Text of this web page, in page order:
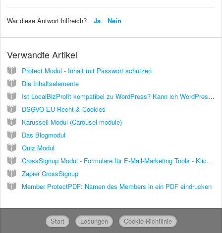
War diese Antwort hilfreich? Ja Nein
Verwandte Artikel
Protect Modul - Inhalt mit Passwort schützen
Die Inhaltselemente
Ist LocalBizProfit kompatibel zu WordPress? Kann ich WordPress Plugins benutzen? Was ist besser - WordPress oder LocalBizProfit?
DSGVO EU-Recht & Cookies
Karussell Modul (Carousel module)
Das Blogmodul
Quiz Modul
CrossSignup Modul - Formulare für E-Mail-Marketing Tools - Klick-Tipp
Zapier CrossSignup
Member ProtectPDF: Namen des Members in ein PDF eindrucken
Start Lösungen Cookie-Richtlinie